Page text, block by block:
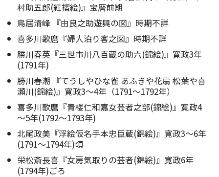
村助五郎(紅摺絵)』宝暦前期
鳥居清峰 『由良之助遊興の図』時期不詳
喜多川歌麿『婦人泊り客之図』時期不詳
勝川春英『三世市川八百蔵の助六(錦絵)』寛政3年
(1791年)
勝川春潮 『てうしやひな雀 あふきや花扇 松葉や喜
瀬川(錦絵)』寛政3～4年（1791～1792年）
喜多川歌麿『青楼仁和嘉女芸者之部(錦絵)』寛政4
～5年(1792～1793年)
北尾政美『浮絵仮名手本忠臣蔵(錦絵)』寛政3～6年
(1791～1794年)頃
栄松斎長喜『女房気取りの芸者(錦絵)』寛政6年
(1794年)ごろ